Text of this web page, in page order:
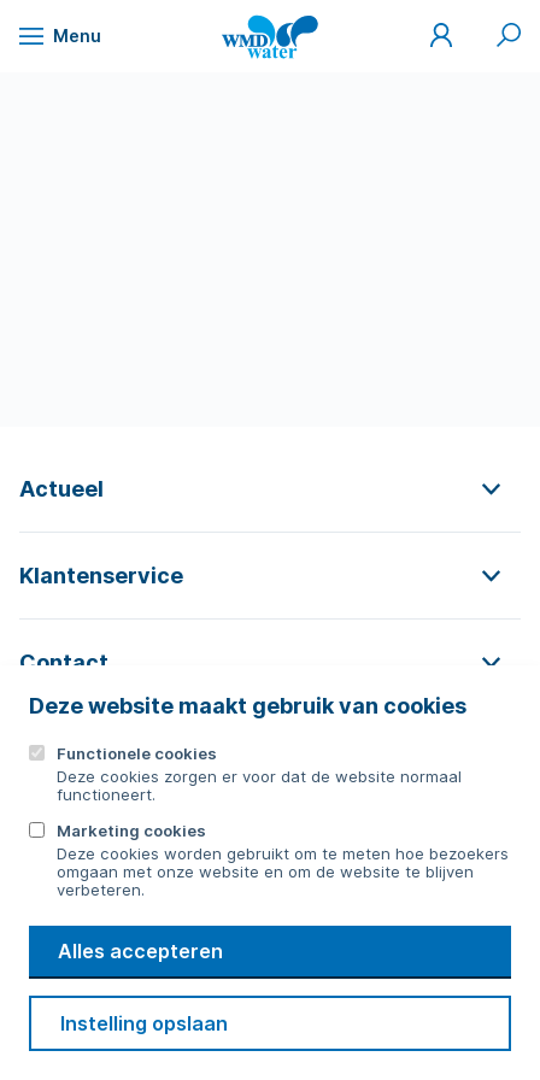
Naar
Deze website maakt gebruik van cookies
Functionele cookies
Deze cookies zorgen er voor dat de website normaal
functioneert.
Marketing cookies
Deze cookies worden gebruikt om te meten hoe bezoekers
omgaan met onze website en om de website te blijven
verbeteren.
Alles accepteren
Instelling opslaan
Menu
WMD
Drinkwater
Mijn
WMD
Zoek
Actueel
Klantenservice
Contact
Contact
Bericht sturen
WMD
Drinkwater
Cookie voorkeuren
Privacy Disclaimer